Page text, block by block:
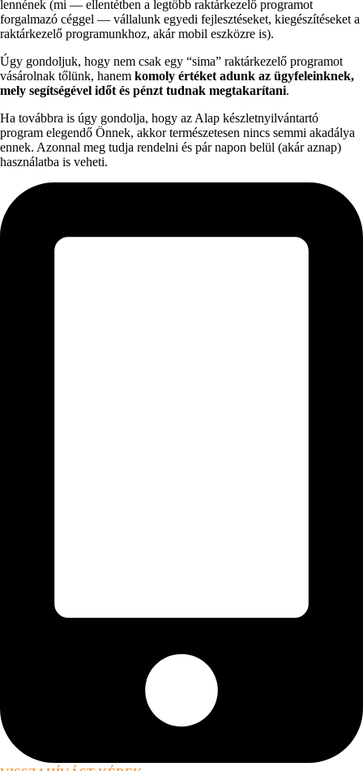
lennének (mi — ellentétben a legtöbb raktárkezelő programot
forgalmazó céggel — vállalunk egyedi fejlesztéseket, kiegészítéseket a
raktárkezelő programunkhoz, akár mobil eszközre is).
Úgy gondoljuk, hogy nem csak egy “sima” raktárkezelő programot
vásárolnak tőlünk, hanem komoly értéket adunk az ügyfeleinknek,
mely segítségével időt és pénzt tudnak megtakarítani.
Ha továbbra is úgy gondolja, hogy az Alap készletnyilvántartó
program elegendő Önnek, akkor természetesen nincs semmi akadálya
ennek. Azonnal meg tudja rendelni és pár napon belül (akár aznap)
használatba is veheti.